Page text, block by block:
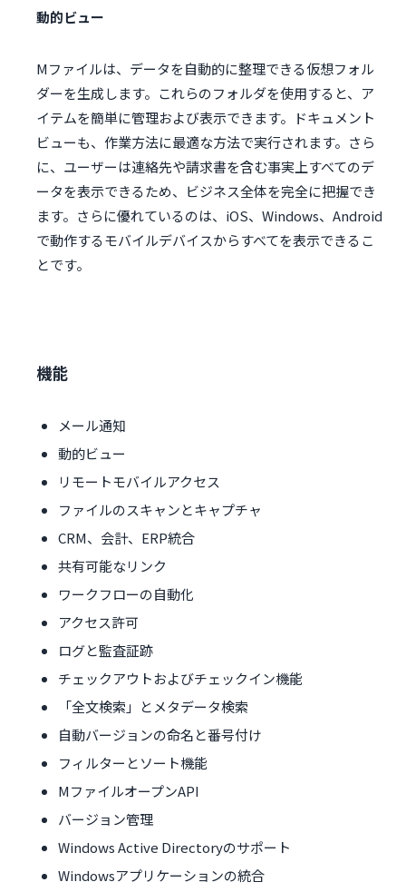
動的ビュー
Mファイルは、データを自動的に整理できる仮想フォル
ダーを生成します。これらのフォルダを使用すると、ア
イテムを簡単に管理および表示できます。ドキュメント
ビューも、作業方法に最適な方法で実行されます。さら
に、ユーザーは連絡先や請求書を含む事実上すべてのデ
ータを表示できるため、ビジネス全体を完全に把握でき
ます。さらに優れているのは、iOS、Windows、Android
で動作するモバイルデバイスからすべてを表示できるこ
とです。
機能
メール通知
動的ビュー
リモートモバイルアクセス
ファイルのスキャンとキャプチャ
CRM、会計、ERP統合
共有可能なリンク
ワークフローの自動化
アクセス許可
ログと監査証跡
チェックアウトおよびチェックイン機能
「全文検索」とメタデータ検索
自動バージョンの命名と番号付け
フィルターとソート機能
MファイルオープンAPI
バージョン管理
Windows Active Directoryのサポート
Windowsアプリケーションの統合